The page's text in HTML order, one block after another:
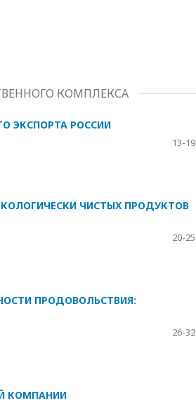
КОМПЛЕКСА
ЭКСПОРТА РОССИИ
13-19
ЧИСТЫХ ПРОДУКТОВ
20-25
ПРОДОВОЛЬСТВИЯ:
26-32
КОМПАНИИ